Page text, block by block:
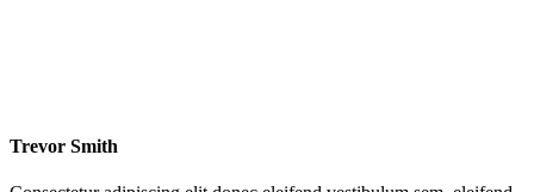
Trevor Smith